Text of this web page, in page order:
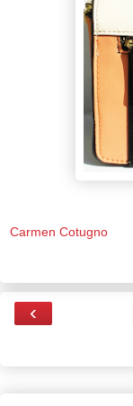
Carmen Cotugno
‹